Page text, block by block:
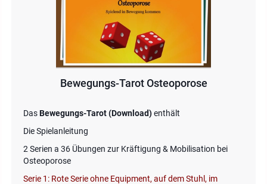
Bewegungs-Tarot Osteoporose
DasBewegungs-Tarot (Download)enthält
Die Spielanleitung
2 Serien a 36 Übungen zur Kräftigung & Mobilisation bei
Osteoporose
Serie 1: Rote Serie ohne Equipment, auf dem Stuhl, im